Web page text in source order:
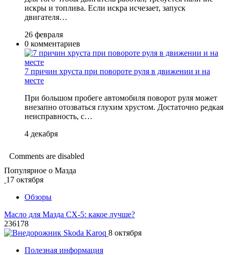
искры и топлива. Если искра исчезает, запуск
двигателя…
26 февраля
0 комментариев
7 причин хруста при повороте руля в движении и на
месте
При большом пробеге автомобиля поворот руля может
внезапно отозваться глухим хрустом. Достаточно редкая
неисправность, с…
4 декабря
Comments are disabled
Популярное о Мазда
17 октября
Обзоры
Масло для Мазда СХ-5: какое лучше?
236178
8 октября
Полезная информация